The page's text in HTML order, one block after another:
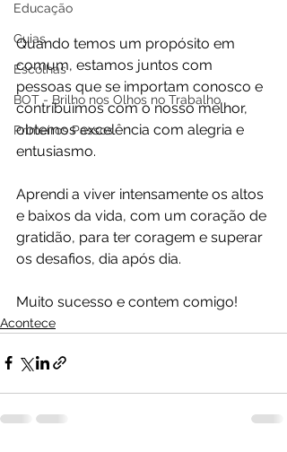
Educação
Guias
Escolhas
BOT - Brilho nos Olhos no Trabalho
Primeiros Passos
Quando temos um propósito em
comum, estamos juntos com
pessoas que se importam conosco e
contribuímos com o nosso melhor,
obtemos excelência com alegria e
entusiasmo.
Aprendi a viver intensamente os altos
e baixos da vida, com um coração de
gratidão, para ter coragem e superar
os desafios, dia após dia.
Muito sucesso e contem comigo!
Acontece